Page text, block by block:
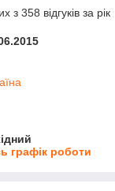
з 358 відгуків за рік
графік роботи